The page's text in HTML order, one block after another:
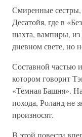
Смиренные сестры,
Десатойя, где в
шахта, вампиры,
дневном свете, но
Составной частью
котором говорит
«Темная Башня».
похода, Роланд не
произносят.
В этой повести